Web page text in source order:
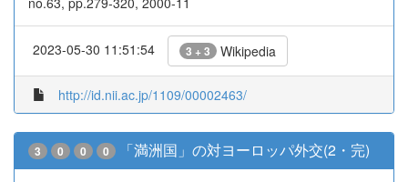
2023-05-30 11:51:54 3 + 3 Wikipedia
http://id.nii.ac.jp/1109/00002463/
3 0 0 0 「満洲国」の対ヨーロッパ外交(2・完)